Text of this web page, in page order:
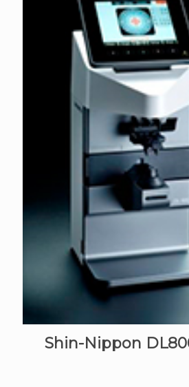
Shin-Nippon